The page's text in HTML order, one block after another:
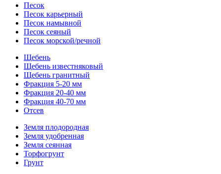
Песок
Песок карьерный
Песок намывной
Песок сеяный
Песок морской/речной
Щебень
Щебень известняковый
Щебень гранитный
Фракция 5-20 мм
Фракция 20-40 мм
Фракция 40-70 мм
Отсев
Земля плодородная
Земля удобренная
Земля сеянная
Торфогрунт
Грунт